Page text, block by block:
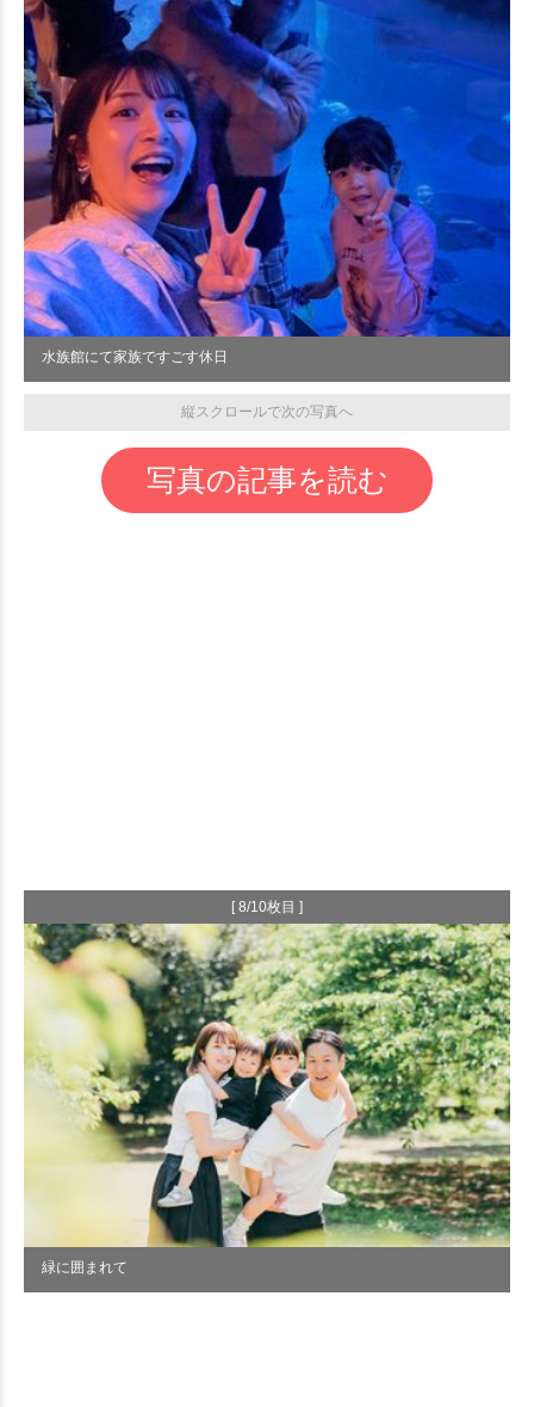
水族館にて家族ですごす休日
縦スクロールで次の写真へ
写真の記事を読む
[ 8/10枚目 ]
緑に囲まれて